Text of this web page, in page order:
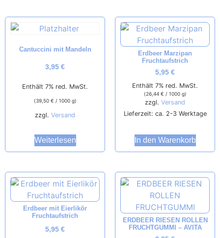
Cantuccini mit Mandeln
3,95 €
Enthält 7% red. MwSt.
(39,50 € / 1000 g)
zzgl. Versand
Weiterlesen
Erdbeer Marzipan
Fruchtaufstrich
5,95 €
Enthält 7% red. MwSt.
(26,44 € / 1000 g)
zzgl. Versand
Lieferzeit: ca. 2-3 Werktage
In den Warenkorb
Erdbeer mit Eierlikör
Fruchtaufstrich
5,95 €
ERDBEER RIESEN ROLLEN
FRUCHTGUMMI – AVITA